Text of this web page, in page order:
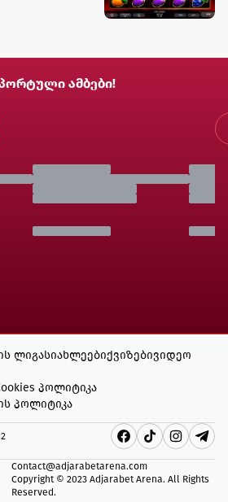
ამბები!
ლიგასიახლეებიქვიზებივიდეო
პოლიტიკა
პოლიტიკა
Contact@adjarabetarena.com
Copyright © 2023 Adjarabet Arena. All Rights
Reserved.